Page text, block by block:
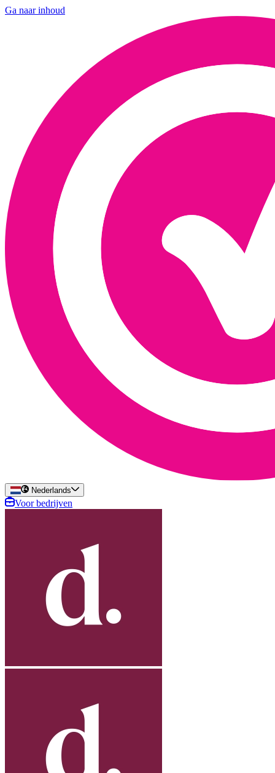
Ga naar inhoud
Nederlands
Voor bedrijven